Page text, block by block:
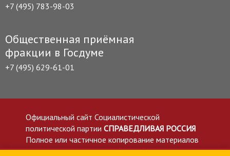
+7 (495) 783-98-03
Общественная приёмная
фракции в Госдуме
+7 (495) 629-61-01
Официальный сайт Социалистической
политической партии СПРАВЕДЛИВАЯ РОССИЯ
Полное или частичное копирование материалов
приветствуется со ссылкой на сайт spravedlivo.ru